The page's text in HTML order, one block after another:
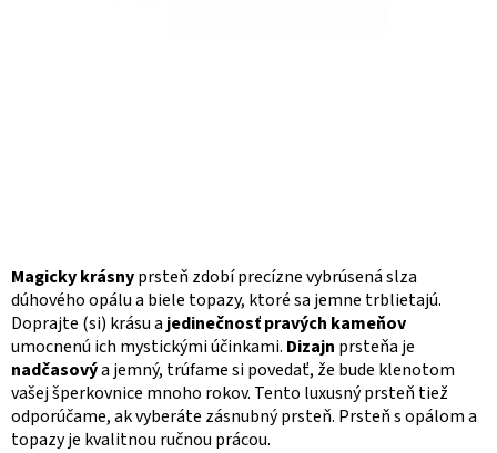
Magicky krásnyprsteň zdobí precízne vybrúsená slza
dúhového opálu a biele topazy, ktoré sa jemne trblietajú.
Doprajte (si) krásu a jedinečnosť pravých kameňov
umocnenú ich mystickými účinkami. Dizajn prsteňa je
nadčasovýa jemný, trúfame si povedať, že bude klenotom
vašej šperkovnice mnoho rokov. Tento luxusný prsteň tiež
odporúčame, ak vyberáte zásnubný prsteň. Prsteň s opálom a
topazy je kvalitnou ručnou prácou.